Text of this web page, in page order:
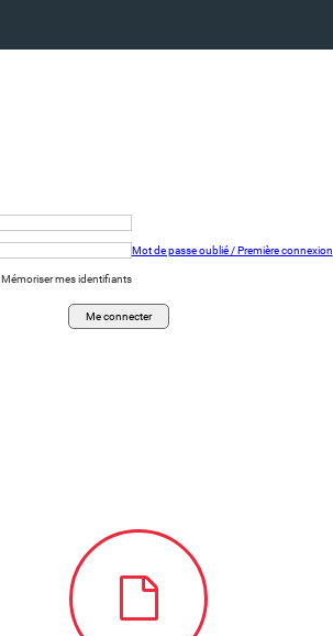
Mot de passe oublié / Première connexion
Mémoriser mes identifiants